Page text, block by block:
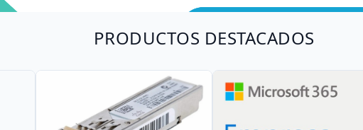
PRODUCTOS DESTACADOS